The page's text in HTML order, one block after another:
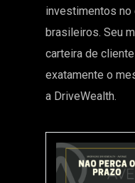
investimentos
brasileiros. Seu
carteira de
exatamente o
a DriveWealth.